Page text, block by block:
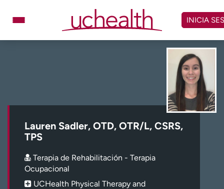
contenido
Facturación y precios
Carreras
Inicie sesión en My Health Connection
INICIA
Lauren Sadler, OTD, OTR/L, CSRS,
TPS
Terapia de Rehabilitación - Terapia
Ocupacional
UCHealth Physical Therapy and